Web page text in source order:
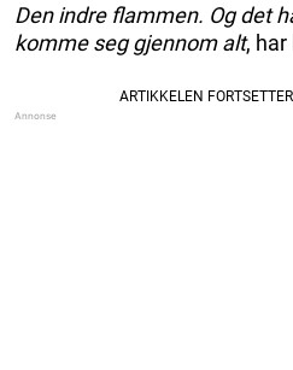
Den indre flammen. Og det
komme seg gjennom alt, har